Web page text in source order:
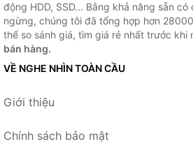
động HDD, SSD... Bằng khả năng sẵn
ngừng, chúng tôi đã tổng hợp hơn
thể so sánh giá, tìm giá rẻ nhất trước khi
bán hàng.
VỀ NGHE NHÌN TOÀN CẦU
Giới thiệu
Chính sách bảo mật